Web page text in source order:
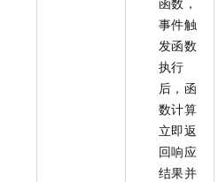
事件触
发函数
执行
后， 函
数计算
立即返
回响应
结果并